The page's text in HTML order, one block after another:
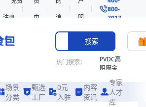
注册
中
消
息
服
务
800-
7017
搜索
热门搜索：
PVDC高
阻隔金
共挤热
收缩袋
场景
分类
甄选
工厂
0元
入驻
内容
资讯
专家
人才
库